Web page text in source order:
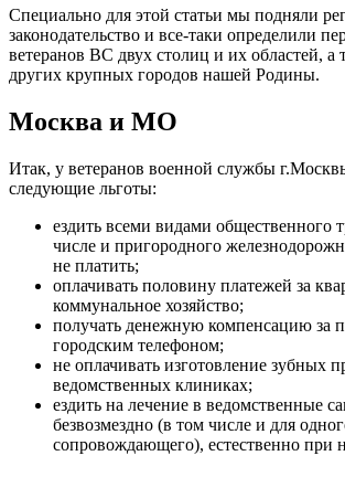
Специально для этой статьи мы подняли
законодательство и все-таки определили
ветеранов ВС двух столиц и их областей, а
других крупных городов нашей Родины.
Москва и МО
Итак, у ветеранов военной службы
следующие льготы:
ездить всеми видами общественного
числе и пригородного
не платить;
оплачивать половину платежей за
коммунальное хозяйство;
получать денежную компенсацию за
городским телефоном;
не оплачивать изготовление зубных
ведомственных клиниках;
ездить на лечение в ведомственные
безвозмездно (в том числе и для
сопровождающего), естественно при